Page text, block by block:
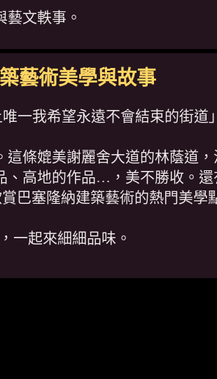
文軼事。
藝術美學與故事
一我希望永遠不會結束的街道
條媲美謝麗舍大道的林蔭道，
、高地的作品…，美不勝收。
巴塞隆納建築藝術的熱門美學
一起來細細品味。